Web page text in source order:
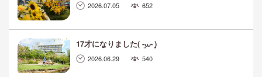
2026.07.05 652
17才になりました( ܸ-⩊- ܸ)
2026.06.29 540